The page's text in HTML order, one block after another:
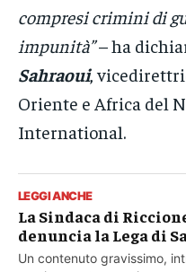
compresi crimini di
impunità”– ha
Sahraoui,
Oriente e Africa del
International.
LEGGI ANCHE
La Sindaca di
denuncia la Lega di
Un contenuto gravissimo,